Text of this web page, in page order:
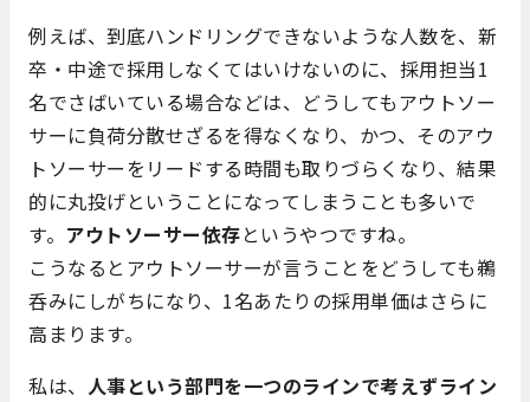
例えば、到底ハンドリングできないような人数を、新
卒・中途で採用しなくてはいけないのに、採用担当1
名でさばいている場合などは、どうしてもアウトソー
サーに負荷分散せざるを得なくなり、かつ、そのアウ
トソーサーをリードする時間も取りづらくなり、結果
的に丸投げということになってしまうことも多いで
す。 アウトソーサー依存というやつですね。
こうなるとアウトソーサーが言うことをどうしても鵜
呑みにしがちになり、1名あたりの採用単価はさらに
高まります。
私は、 人事という部門を一つのラインで考えずライン